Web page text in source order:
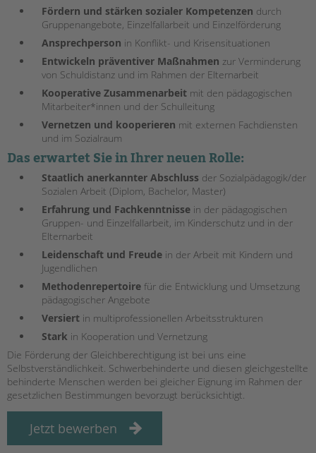
Seminarkalender
STADTTEILARBEIT
PROFIL | LEITBILD
Bereiche im Überblick
Kinder- und Jugendschutz
Unsere Videos
Gesellschafter VdK
schoolcoach BTL
tandem international
KARRIERE
Stellenangebote
tandem als Arbeitgeberin
NEWS/BLOG
unkuerzbar
Briefe an Kai
PRESSE
KONTAKT
Impressum
Fördern und stärken sozialer Kompetenzen durch
Gruppenangebote, Einzelfallarbeit und Einzelförderung
Ansprechperson in Konflikt- und Krisensituationen
Entwickeln präventiver Maßnahmen zur Verminderung
von Schuldistanz und im Rahmen der Elternarbeit
Kooperative Zusammenarbeit mit den pädagogischen
Mitarbeiter*innen und der Schulleitung
Vernetzen und kooperieren mit externen Fachdiensten
und im Sozialraum
Das erwartet Sie in Ihrer neuen Rolle:
Staatlich anerkannter Abschluss der Sozialpädagogik/der
Sozialen Arbeit (Diplom, Bachelor, Master)
Erfahrung und Fachkenntnisse in der pädagogischen
Gruppen- und Einzelfallarbeit, im Kinderschutz und in der
Elternarbeit
Leidenschaft und Freude in der Arbeit mit Kindern und
Jugendlichen
Methodenrepertoire für die Entwicklung und Umsetzung
pädagogischer Angebote
Versiert in multiprofessionellen Arbeitsstrukturen
Stark in Kooperation und Vernetzung
Die Förderung der Gleichberechtigung ist bei uns eine
Selbstverständlichkeit. Schwerbehinderte und diesen gleichgestellte
behinderte Menschen werden bei gleicher Eignung im Rahmen der
gesetzlichen Bestimmungen bevorzugt berücksichtigt.
Jetzt bewerben